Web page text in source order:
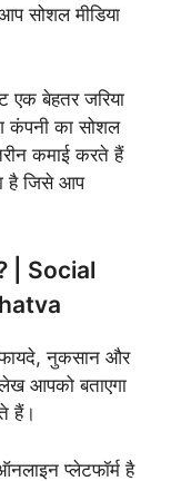
सोशल मीडिया
एक बेहतर जरिया
कंपनी का सोशल
कमाई करते हैं
है जिसे आप
| Social
फायदे, नुकसान और
आपको बताएगा
हैं।
प्लेटफॉर्म है